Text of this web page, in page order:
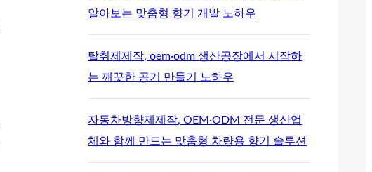
알아보는 맞춤형 향기 개발 노하우
탈취제제작, oem·odm 생산공장에서 시작하
는 깨끗한 공기 만들기 노하우
자동차방향제제작, OEM·ODM 전문 생산업
체와 함께 만드는 맞춤형 차량용 향기 솔루션